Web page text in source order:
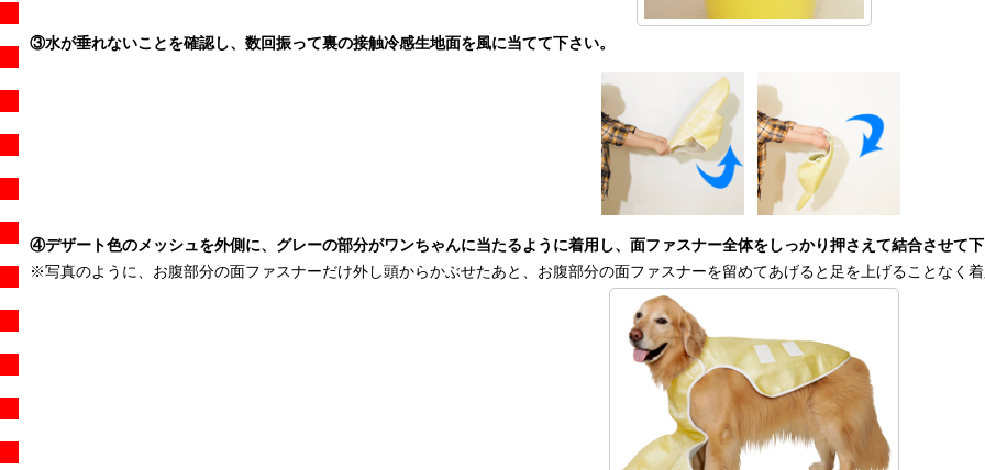
③水が垂れないことを確認し、数回振って裏の接触冷感生地面を風に当てて下さい。
④デザート色のメッシュを外側に、グレーの部分がワンちゃんに当たるように着用し、面ファスナー全体をしっかり押さえて結合させて
※写真のように、お腹部分の面ファスナーだけ外し頭からかぶせたあと、お腹部分の面ファスナーを留めてあげると足を上げることなく